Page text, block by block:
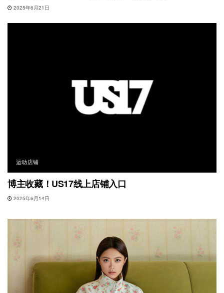
2025年6月21日
运动店铺
博主收藏！US17线上店铺入口
2025年6月14日